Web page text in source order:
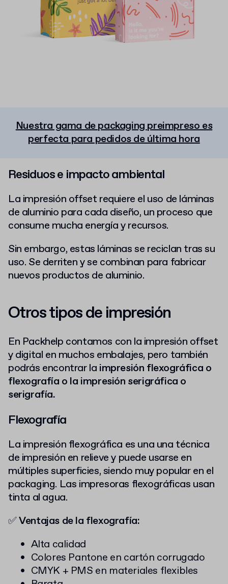
Nuestra gama de packaging preimpreso es
perfecta para pedidos de última hora
Residuos e impacto ambiental
La impresión offset requiere el uso de láminas
de aluminio para cada diseño, un proceso que
consume mucha energía y recursos.
Sin embargo, estas láminas se reciclan tras su
uso. Se derriten y se combinan para fabricar
nuevos productos de aluminio.
Otros tipos de impresión
En Packhelp contamos con la impresión offset
y digital en muchos embalajes, pero también
podrás encontrar la impresión flexográfica o
flexografía o la impresión serigráfica o
serigrafía.
Flexografía
La impresión flexográfica es una una técnica
de impresión en relieve y puede usarse en
múltiples superficies, siendo muy popular en el
packaging. Las impresoras flexográficas usan
tinta al agua.
✅Ventajas de la flexografía:
Alta calidad
Colores Pantone en cartón corrugado
CMYK + PMS en materiales flexibles